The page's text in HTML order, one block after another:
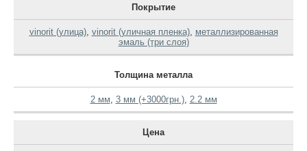
Покрытие
vinorit (улица), vinorit (уличная пленка), металлизированная
эмаль (три слоя)
Толщина металла
2 мм, 3 мм (+3000грн.), 2.2 мм
Цена